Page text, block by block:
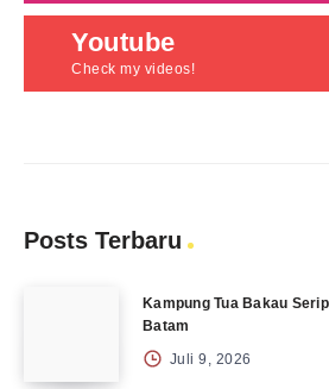
Youtube
Check my videos!
Posts Terbaru
Kampung Tua Bakau
Batam
Juli 9, 2026